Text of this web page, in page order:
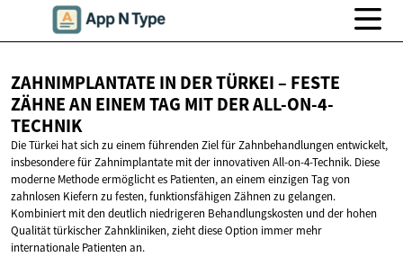
ZAHNIMPLANTATE IN DER TÜRKEI – FESTE
ZÄHNE AN EINEM TAG MITDER ALL-ON-4-
TECHNIK
Die Türkei hat sich zu einem führenden Ziel für Zahnbehandlungen entwickelt,
insbesondere für Zahnimplantate mit der innovativen All-on-4-Technik. Diese
moderne Methode ermöglicht es Patienten, an einem einzigen Tag von
zahnlosen Kiefern zu festen, funktionsfähigen Zähnen zu gelangen.
Kombiniert mit den deutlich niedrigeren Behandlungskosten und der hohen
Qualität türkischer Zahnkliniken, zieht diese Option immer mehr
internationale Patienten an.